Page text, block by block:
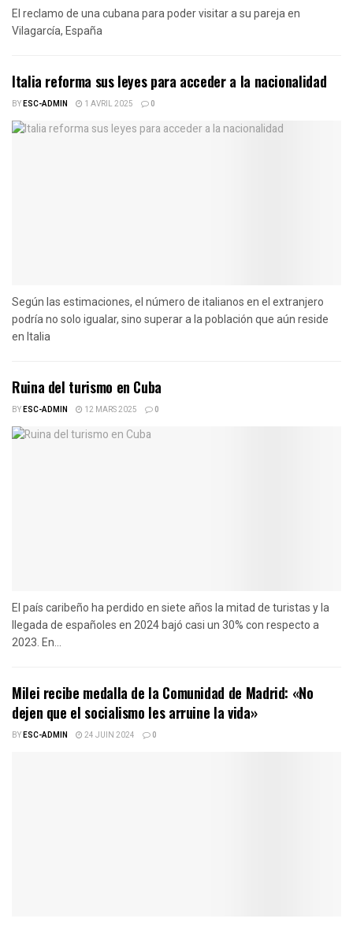
El reclamo de una cubana para poder visitar a su pareja en
Vilagarcía, España
Italia reforma sus leyes para acceder a la nacionalidad
BYESC-ADMIN 1 AVRIL 2025 0
Según las estimaciones, el número de italianos en el extranjero
podría no solo igualar, sino superar a la población que aún reside
en Italia
Ruina del turismo en Cuba
BYESC-ADMIN 12 MARS 2025 0
El país caribeño ha perdido en siete años la mitad de turistas y la
llegada de españoles en 2024 bajó casi un 30% con respecto a
2023. En...
Milei recibe medalla de la Comunidad de Madrid: «No
dejen que el socialismo les arruine la vida»
BYESC-ADMIN 24 JUIN 2024 0